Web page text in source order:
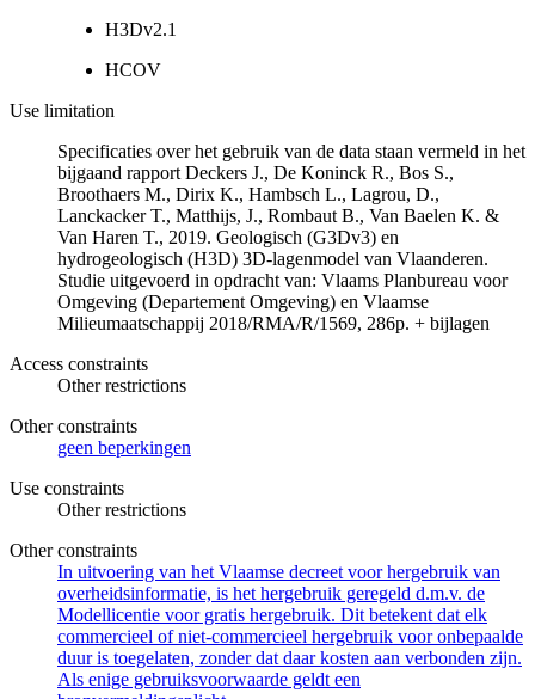
H3Dv2.1
HCOV
Use limitation
Specificaties over het gebruik van de data staan vermeld in het
bijgaand rapport Deckers J., De Koninck R., Bos S.,
Broothaers M., Dirix K., Hambsch L., Lagrou, D.,
Lanckacker T., Matthijs, J., Rombaut B., Van Baelen K. &
Van Haren T., 2019. Geologisch (G3Dv3) en
hydrogeologisch (H3D) 3D-lagenmodel van Vlaanderen.
Studie uitgevoerd in opdracht van: Vlaams Planbureau voor
Omgeving (Departement Omgeving) en Vlaamse
Milieumaatschappij 2018/RMA/R/1569, 286p. + bijlagen
Access constraints
Other restrictions
Other constraints
geen beperkingen
Use constraints
Other restrictions
Other constraints
In uitvoering van het Vlaamse decreet voor hergebruik van
overheidsinformatie, is het hergebruik geregeld d.m.v. de
Modellicentie voor gratis hergebruik. Dit betekent dat elk
commercieel of niet-commercieel hergebruik voor onbepaalde
duur is toegelaten, zonder dat daar kosten aan verbonden zijn.
Als enige gebruiksvoorwaarde geldt een